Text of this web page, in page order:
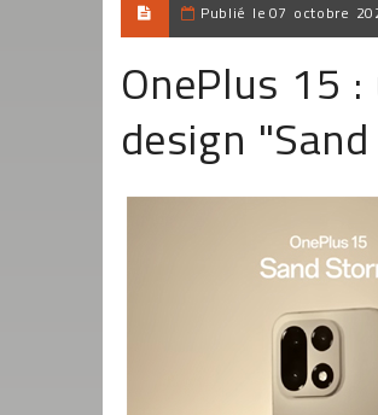
Publié le 07 octobre
OnePlus 15
design